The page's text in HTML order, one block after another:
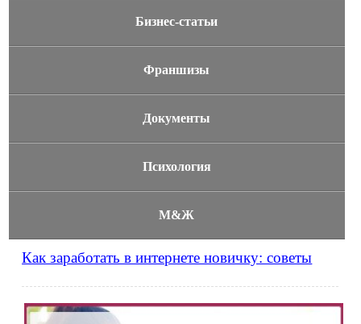
Бизнес-статьи
Франшизы
Документы
Психология
М&Ж
Как заработать в интернете новичку: советы